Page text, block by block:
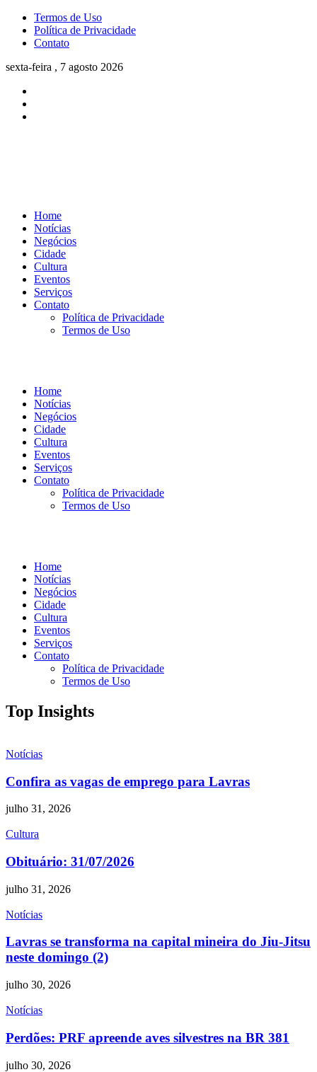
Termos de Uso
Política de Privacidade
Contato
sexta-feira , 7 agosto 2026
Home
Notícias
Negócios
Cidade
Cultura
Eventos
Serviços
Contato
Política de Privacidade
Termos de Uso
Home
Notícias
Negócios
Cidade
Cultura
Eventos
Serviços
Contato
Política de Privacidade
Termos de Uso
Home
Notícias
Negócios
Cidade
Cultura
Eventos
Serviços
Contato
Política de Privacidade
Termos de Uso
Top Insights
Notícias
Confira as vagas de emprego para Lavras
julho 31, 2026
Cultura
Obituário: 31/07/2026
julho 31, 2026
Notícias
Lavras se transforma na capital mineira do Jiu-Jitsu
neste domingo (2)
julho 30, 2026
Notícias
Perdões: PRF apreende aves silvestres na BR 381
julho 30, 2026